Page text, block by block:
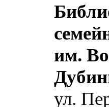
им.
ул.